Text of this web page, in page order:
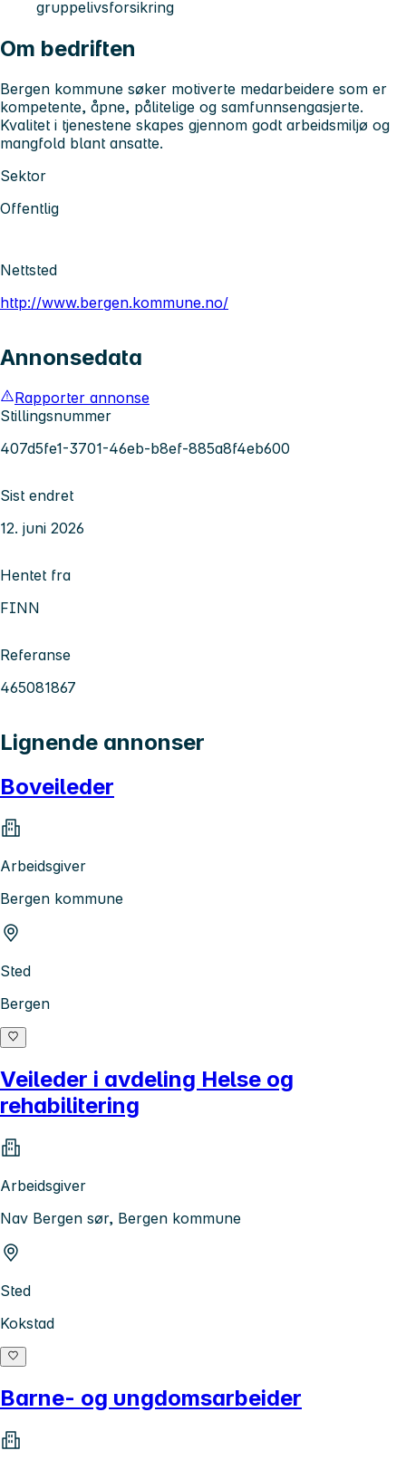
gruppelivsforsikring
Om bedriften
Bergen kommune søker motiverte medarbeidere som er
kompetente, åpne, pålitelige og samfunnsengasjerte.
Kvalitet i tjenestene skapes gjennom godt arbeidsmiljø og
mangfold blant ansatte.
Sektor
Offentlig
Nettsted
http://www.bergen.kommune.no/
Annonsedata
Rapporter annonse
Stillingsnummer
407d5fe1-3701-46eb-b8ef-885a8f4eb600
Sist endret
12. juni 2026
Hentet fra
FINN
Referanse
465081867
Lignende annonser
Boveileder
Arbeidsgiver
Bergen kommune
Sted
Bergen
Veileder i avdeling Helse og
rehabilitering
Arbeidsgiver
Nav Bergen sør, Bergen kommune
Sted
Kokstad
Barne- og ungdomsarbeider